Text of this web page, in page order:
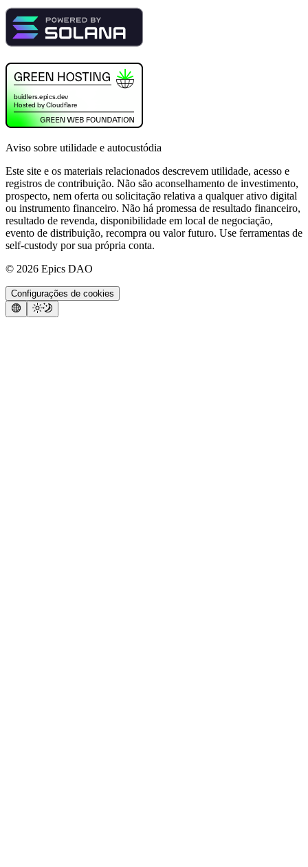
Aviso sobre utilidade e autocustódia
Este site e os materiais relacionados descrevem utilidade, acesso e
registros de contribuição. Não são aconselhamento de investimento,
prospecto, nem oferta ou solicitação relativa a qualquer ativo digital
ou instrumento financeiro. Não há promessa de resultado financeiro,
resultado de revenda, disponibilidade em local de negociação,
evento de distribuição, recompra ou valor futuro. Use ferramentas de
self-custody por sua própria conta.
© 2026 Epics DAO
Configurações de cookies